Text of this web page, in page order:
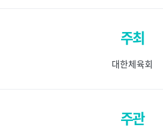
주최
대한체육회
주관